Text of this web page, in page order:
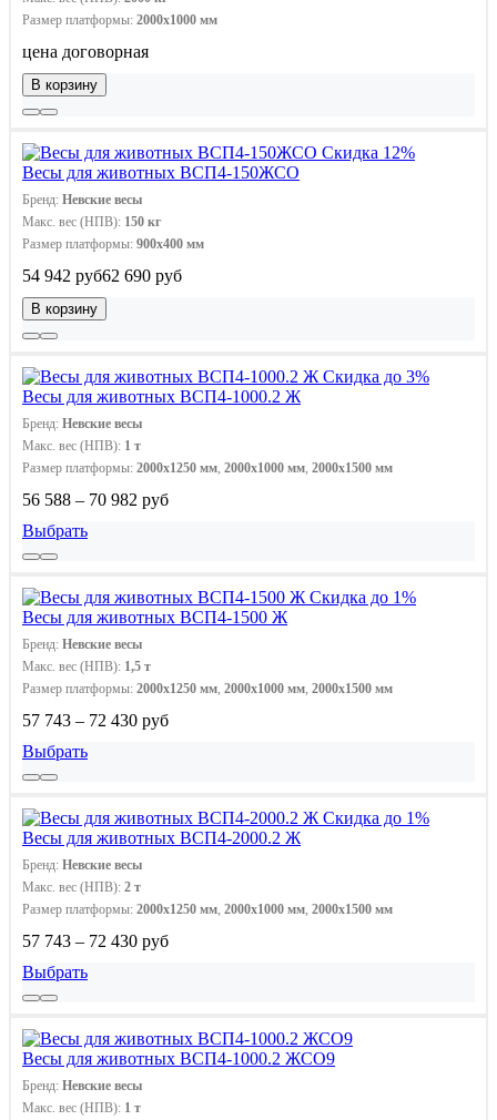
Размер платформы: 2000х1000 мм
цена договорная
В корзину
Скидка 12%
Весы для животных ВСП4-150ЖСО
Бренд: Невские весы
Макс. вес (НПВ): 150 кг
Размер платформы: 900х400 мм
54 942 руб62 690 руб
В корзину
Скидка до 3%
Весы для животных ВСП4-1000.2 Ж
Бренд: Невские весы
Макс. вес (НПВ): 1 т
Размер платформы: 2000x1250 мм, 2000х1000 мм, 2000х1500 мм
56 588 – 70 982 руб
Выбрать
Скидка до 1%
Весы для животных ВСП4-1500 Ж
Бренд: Невские весы
Макс. вес (НПВ): 1,5 т
Размер платформы: 2000x1250 мм, 2000х1000 мм, 2000х1500 мм
57 743 – 72 430 руб
Выбрать
Скидка до 1%
Весы для животных ВСП4-2000.2 Ж
Бренд: Невские весы
Макс. вес (НПВ): 2 т
Размер платформы: 2000x1250 мм, 2000х1000 мм, 2000х1500 мм
57 743 – 72 430 руб
Выбрать
Весы для животных ВСП4-1000.2 ЖСО9
Бренд: Невские весы
Макс. вес (НПВ): 1 т